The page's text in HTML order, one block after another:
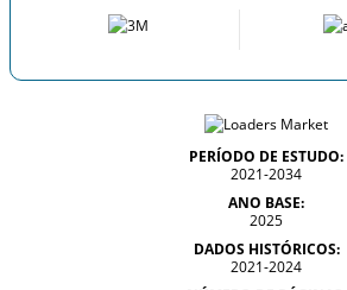
PERÍODO DE ESTUDO:
2021-2034
ANO BASE:
2025
DADOS HISTÓRICOS:
2021-2024